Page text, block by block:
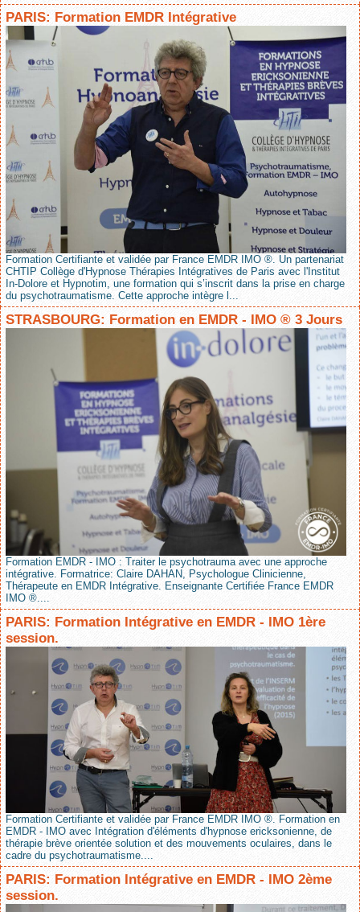
PARIS: Formation EMDR Intégrative
Formation Certifiante et validée par France EMDR IMO ®. Un partenariat
CHTIP Collège d'Hypnose Thérapies Intégratives de Paris avec l'Institut
In-Dolore et Hypnotim, une formation qui s’inscrit dans la prise en charge
du psychotraumatisme. Cette approche intègre l...
STRASBOURG: Formation en EMDR - IMO ® 3 Jours
Formation EMDR - IMO : Traiter le psychotrauma avec une approche
intégrative. Formatrice: Claire DAHAN, Psychologue Clinicienne,
Thérapeute en EMDR Intégrative. Enseignante Certifiée France EMDR
IMO ®....
PARIS: Formation Intégrative en EMDR - IMO 1ère
session.
Formation Certifiante et validée par France EMDR IMO ®. Formation en
EMDR - IMO avec Intégration d'éléments d'hypnose ericksonienne, de
thérapie brève orientée solution et des mouvements oculaires, dans le
cadre du psychotraumatisme....
PARIS: Formation Intégrative en EMDR - IMO 2ème
session.